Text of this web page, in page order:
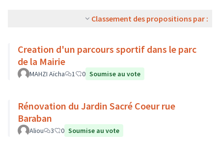
Classement des propositions par :
Creation d'un parcours sportif dans le parc
de la Mairie
MAHZI Aïcha 1 0 Soumise au vote
Rénovation du Jardin Sacré Coeur rue
Baraban
Aliou 3 0 Soumise au vote